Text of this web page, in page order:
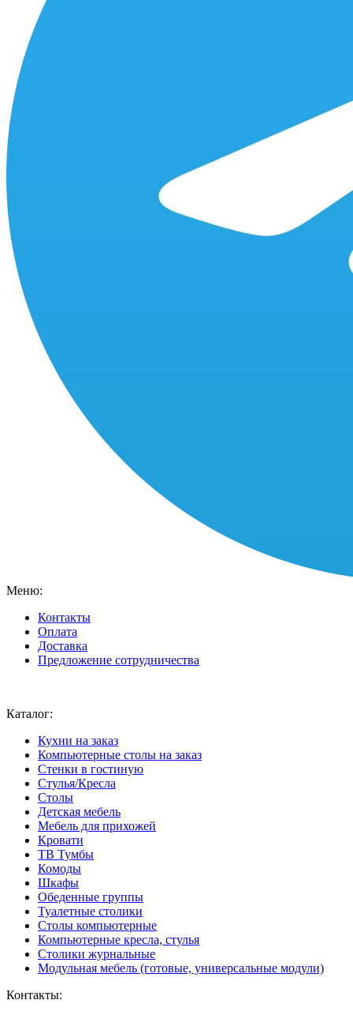
Меню:
Контакты
Оплата
Доставка
Предложение сотрудничества
Каталог:
Кухни на заказ
Компьютерные столы на заказ
Стенки в гостиную
Стулья/Кресла
Столы
Детская мебель
Мебель для прихожей
Кровати
ТВ Тумбы
Комоды
Шкафы
Обеденные группы
Туалетные столики
Столы компьютерные
Компьютерные кресла, стулья
Столики журнальные
Модульная мебель (готовые, универсальные модули)
Контакты: